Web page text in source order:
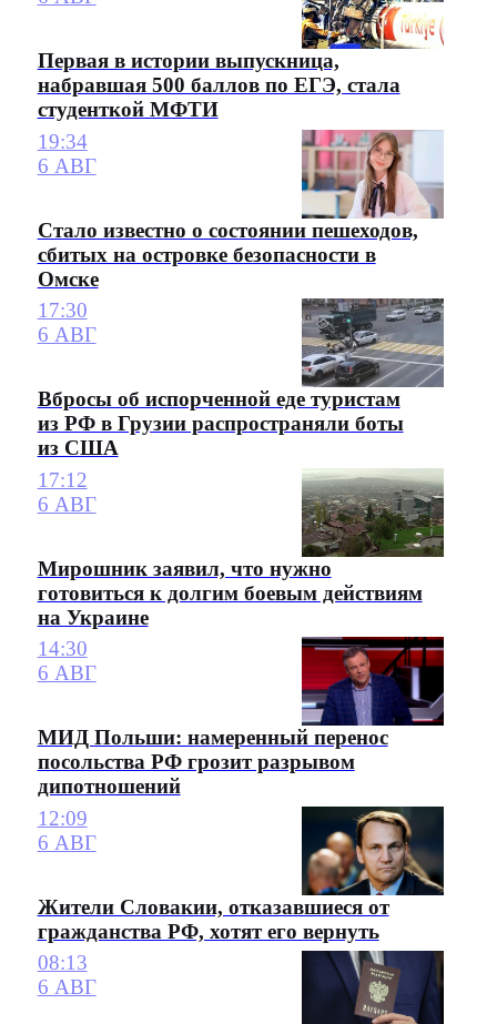
Первая в истории выпускница,
набравшая 500 баллов по ЕГЭ, стала
студенткой МФТИ
19:34
6 АВГ
Стало известно о состоянии пешеходов,
сбитых на островке безопасности в
Омске
17:30
6 АВГ
Вбросы об испорченной еде туристам
из РФ в Грузии распространяли боты
из США
17:12
6 АВГ
Мирошник заявил, что нужно
готовиться к долгим боевым действиям
на Украине
14:30
6 АВГ
МИД Польши: намеренный перенос
посольства РФ грозит разрывом
дипотношений
12:09
6 АВГ
Жители Словакии, отказавшиеся от
гражданства РФ, хотят его вернуть
08:13
6 АВГ